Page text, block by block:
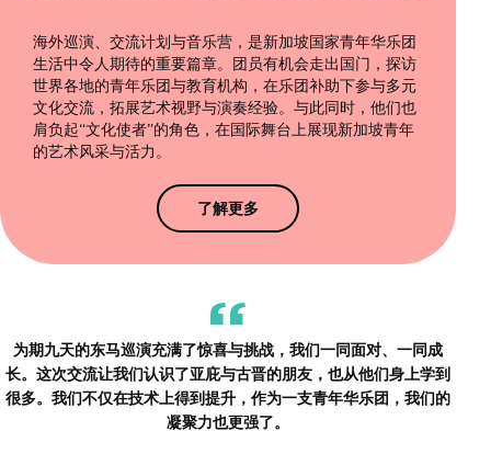
海外巡演、交流计划与音乐营，是新加坡国家青年华乐团
生活中令人期待的重要篇章。团员有机会走出国门，探访
世界各地的青年乐团与教育机构，在乐团补助下参与多元
文化交流，拓展艺术视野与演奏经验。与此同时，他们也
肩负起“文化使者”的角色，在国际舞台上展现新加坡青年
的艺术风采与活力。
了解更多
为期九天的东马巡演充满了惊喜与挑战，我们一同面对、一同成
长。这次交流让我们认识了亚庇与古晋的朋友，也从他们身上学到
很多。我们不仅在技术上得到提升，作为一支青年华乐团，我们的
凝聚力也更强了。